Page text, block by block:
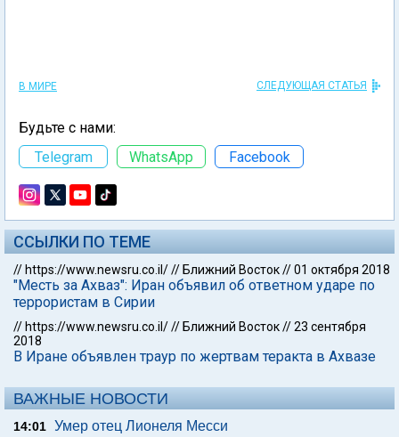
В МИРЕ СЛЕДУЮЩАЯ СТАТЬЯ
Будьте с нами:
Telegram
WhatsApp Facebook
ССЫЛКИ ПО ТЕМЕ
// https://www.newsru.co.il/// Ближний Восток//01 октября 2018
"Месть за Ахваз": Иран объявил об ответном ударе по
террористам в Сирии
// https://www.newsru.co.il/// Ближний Восток//23 сентября
2018
В Иране объявлен траур по жертвам теракта в Ахвазе
ВАЖНЫЕ НОВОСТИ
14:01 Умер отец Лионеля Месси